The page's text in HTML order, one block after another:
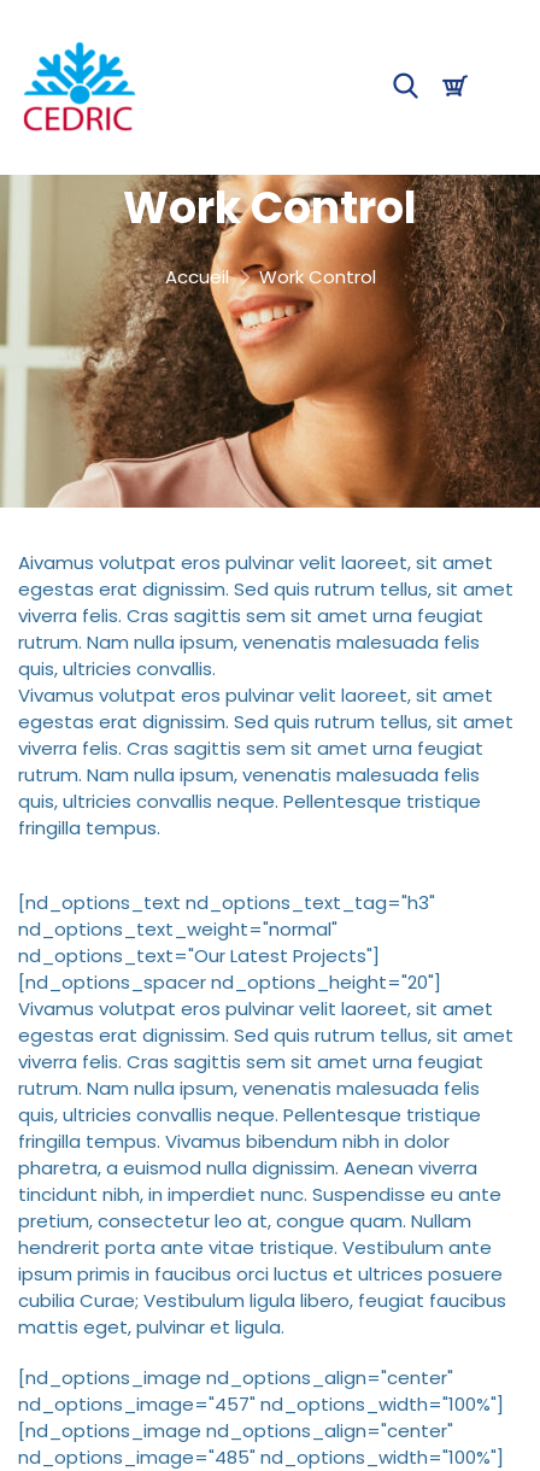
Work Control
Accueil Work Control
Aivamus volutpat eros pulvinar velit laoreet, sit amet
egestas erat dignissim. Sed quis rutrum tellus, sit amet
viverra felis. Cras sagittis sem sit amet urna feugiat
rutrum. Nam nulla ipsum, venenatis malesuada felis
quis, ultricies convallis.
Vivamus volutpat eros pulvinar velit laoreet, sit amet
egestas erat dignissim. Sed quis rutrum tellus, sit amet
viverra felis. Cras sagittis sem sit amet urna feugiat
rutrum. Nam nulla ipsum, venenatis malesuada felis
quis, ultricies convallis neque. Pellentesque tristique
fringilla tempus.
[nd_options_text nd_options_text_tag="h3"
nd_options_text_weight="normal"
nd_options_text="Our Latest Projects"]
[nd_options_spacer nd_options_height="20"]
Vivamus volutpat eros pulvinar velit laoreet, sit amet
egestas erat dignissim. Sed quis rutrum tellus, sit amet
viverra felis. Cras sagittis sem sit amet urna feugiat
rutrum. Nam nulla ipsum, venenatis malesuada felis
quis, ultricies convallis neque. Pellentesque tristique
fringilla tempus. Vivamus bibendum nibh in dolor
pharetra, a euismod nulla dignissim. Aenean viverra
tincidunt nibh, in imperdiet nunc. Suspendisse eu ante
pretium, consectetur leo at, congue quam. Nullam
hendrerit porta ante vitae tristique. Vestibulum ante
ipsum primis in faucibus orci luctus et ultrices posuere
cubilia Curae; Vestibulum ligula libero, feugiat faucibus
mattis eget, pulvinar et ligula.
[nd_options_image nd_options_align="center"
nd_options_image="457" nd_options_width="100%"]
[nd_options_image nd_options_align="center"
nd_options_image="485" nd_options_width="100%"]